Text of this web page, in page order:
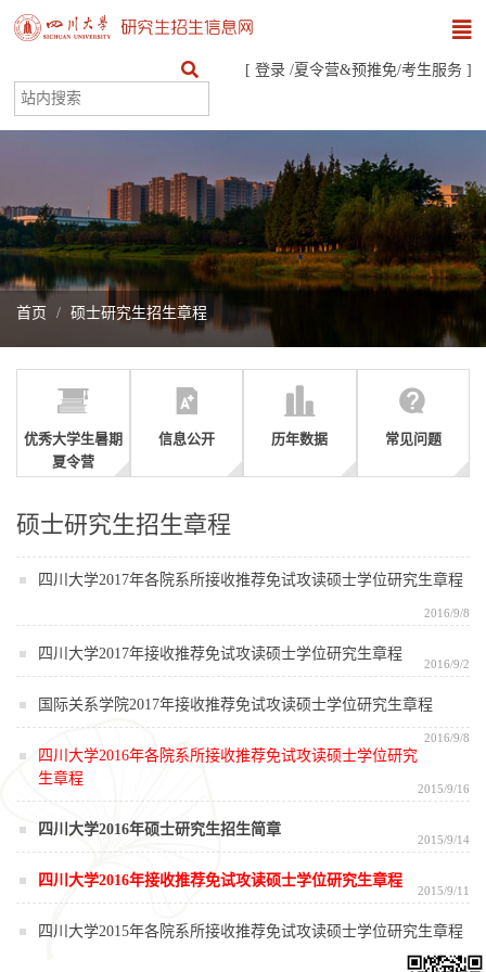
[ 登录 /夏令营&预推免/考生服务 ]
首页 硕士研究生招生章程
优秀大学生暑期
夏令营
信息公开 历年数据 常见问题
硕士研究生招生章程
四川大学2017年各院系所接收推荐免试攻读硕士学位研究生章程
2016/9/8
四川大学2017年接收推荐免试攻读硕士学位研究生章程
2016/9/2
国际关系学院2017年接收推荐免试攻读硕士学位研究生章程
2016/9/8
四川大学2016年各院系所接收推荐免试攻读硕士学位研究
生章程
2015/9/16
四川大学2016年硕士研究生招生简章
2015/9/14
四川大学2016年接收推荐免试攻读硕士学位研究生章程
2015/9/11
四川大学2015年各院系所接收推荐免试攻读硕士学位研究生章程
2014/9/17